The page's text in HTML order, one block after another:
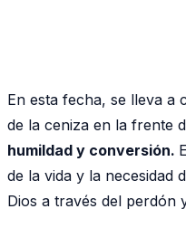
En esta fecha, se lleva a
de la ceniza en la frente
humildad y conversión.
de la vida y la necesidad
Dios a través del perdón